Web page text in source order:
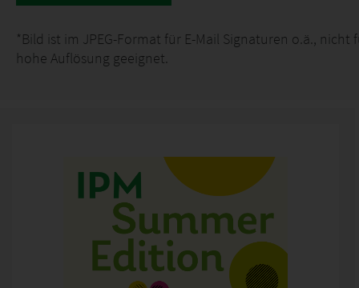
*Bild ist im JPEG-Format für E-Mail Signaturen o.ä., nicht
hohe Auflösung geeignet.